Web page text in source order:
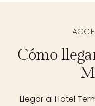
Cómo
Llegar al Hotel